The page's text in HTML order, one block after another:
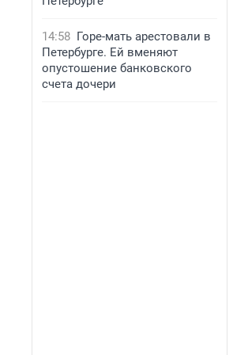
14:58 Горе-мать арестовали в
Петербурге. Ей вменяют
опустошение банковского
счета дочери